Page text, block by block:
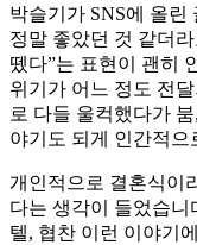
박슬기가 SNS에 올
정말 좋았던 것 같더
뗐다”는 표현이 괜히
위기가 어느 정도 전
로 다들 울컥했다가
야기도 되게 인간적으
개인적으로 결혼식이
다는 생각이 들었습니
텔, 협찬 이런 이야기